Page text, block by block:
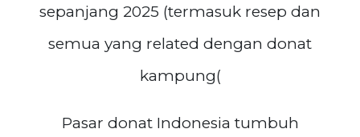
sepanjang 2025 (termasuk resep dan
semua yang related dengan donat
kampung(
Pasar donat Indonesia tumbuh